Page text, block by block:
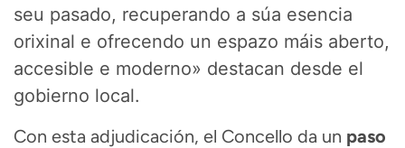
seu pasado, recuperando a súa esencia
orixinal e ofrecendo un espazo máis aberto,
accesible e moderno» destacan desde el
gobierno local.
Con esta adjudicación, el Concello da un paso